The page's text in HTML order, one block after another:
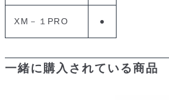
XM－１PRO ●
一緒に購入されている商品